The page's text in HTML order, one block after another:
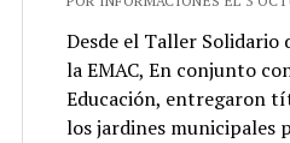
Desde el Taller Solidario
la EMAC, En conjunto
Educación, entregaron
los jardines municipales